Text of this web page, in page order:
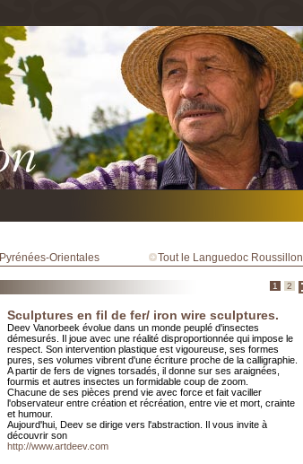
Pyrénées-Orientales Tout le Languedoc Roussillon
1 2
Sculptures en fil de fer/ iron wire sculptures.
Deev Vanorbeek évolue dans un monde peuplé d'insectes
démesurés. Il joue avec une réalité disproportionnée qui impose le
respect. Son intervention plastique est vigoureuse, ses formes
pures, ses volumes vibrent d'une écriture proche de la calligraphie.
A partir de fers de vignes torsadés, il donne sur ses araignées,
fourmis et autres insectes un formidable coup de zoom.
Chacune de ses pièces prend vie avec force et fait vaciller
l'observateur entre création et récréation, entre vie et mort, crainte
et humour.
Aujourd'hui, Deev se dirige vers l'abstraction. Il vous invite à
découvrir son
http://www.artdeev.com